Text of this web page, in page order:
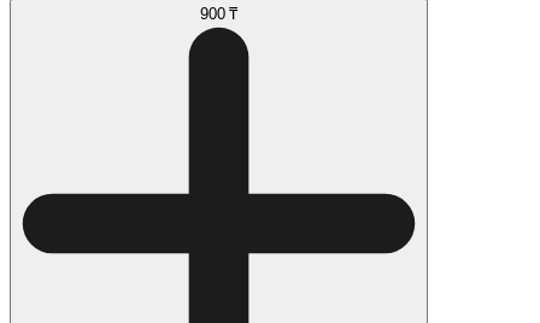
900 ₸